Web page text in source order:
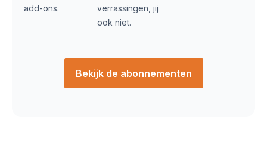
add-ons.
verrassingen, jij
ook niet.
Bekijk de abonnementen